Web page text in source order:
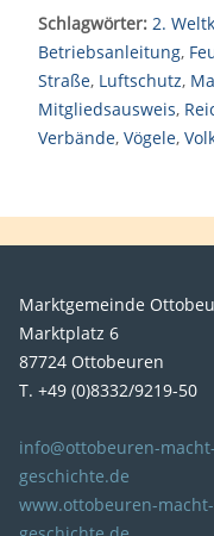
Schlagwörter: 2.
Betriebsanleitung,
Straße, Luftschutz,
Mitgliedsausweis,
Verbände, Vögele,
Marktgemeinde
Marktplatz 6
87724 Ottobeuren
T. +49 (0)8332/9219-50
info@ottobeuren-macht-
geschichte.de
www.ottobeuren-macht-